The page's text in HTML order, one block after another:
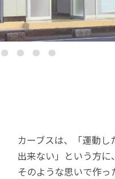
カーブスは、「運動
出来ない」という方に
そのような思いで作っ